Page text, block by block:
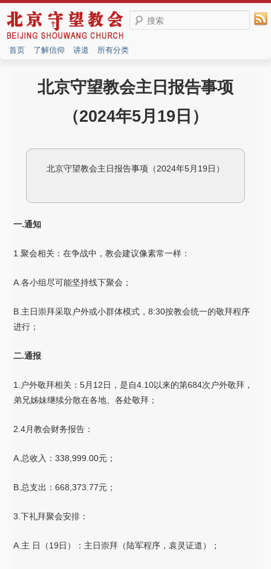
搜索
首页 了解信仰 讲道 所有分类
北京守望教会主日报告事项
（2024年5月19日）
北京守望教会主日报告事项（2024年5月19日）
一.通知
1.聚会相关：在争战中，教会建议像素常一样：
A.各小组尽可能坚持线下聚会；
B.主日崇拜采取户外或小群体模式，8:30按教会统一的敬拜程序
进行；
二.通报
1.户外敬拜相关：5月12日，是自4.10以来的第684次户外敬拜，
弟兄姊妹继续分散在各地、各处敬拜；
2.4月教会财务报告：
A.总收入：338,999.00元；
B.总支出：668,373.77元；
3.下礼拜聚会安排：
A.主 日（19日）：主日崇拜（陆军程序，袁灵证道）；